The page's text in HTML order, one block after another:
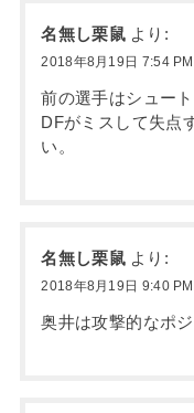
名無し栗鼠 より:
2018年8月19日 7:54 PM
前の選手はシュー
DFがミスして失点
い。
名無し栗鼠 より:
2018年8月19日 9:40 PM
奥井は攻撃的なポ